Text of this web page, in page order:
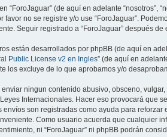
“ForoJaguar” (de aquí en adelante “nosotros”,
favor no se registre y/o use “ForoJaguar”.
Seguir registrado a “ForoJaguar” después
están desarrollados por phpBB (de aquí en
Public License v2 en Ingles” (de aquí en
los excluye de lo que aprobamos y/o
ningun contenido abusivo, obsceno,
Internacionales. Hacer eso provocará que
envíos son registradas como ayuda para
Como usuario acuerda que cualquier
ni “ForoJaguar” ni phpBB podrán